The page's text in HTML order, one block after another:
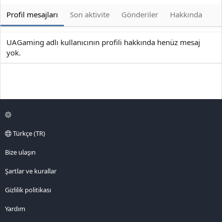
Profil mesajları Son aktivite Gönderiler Hakkında
UAGaming adlı kullanıcının profili hakkında henüz mesaj
yok.
Türkçe (TR)
Bize ulaşın
Şartlar ve kurallar
Gizlilik politikası
Yardım